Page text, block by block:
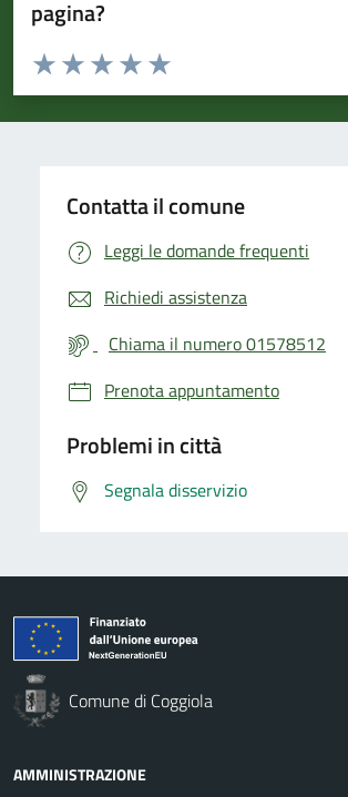
pagina?
Valuta da 1 a 5 stelle la pagina
Valuta 5 stelle su 5
Valuta 4 stelle su 5
Valuta 3 stelle su 5
Valuta 2 stelle su 5
Valuta 1 stelle su 5
Contatta il comune
Leggi le domande frequenti
Richiedi assistenza
Chiama il numero 01578512
Prenota appuntamento
Problemi in città
Segnala disservizio
Comune di Coggiola
AMMINISTRAZIONE